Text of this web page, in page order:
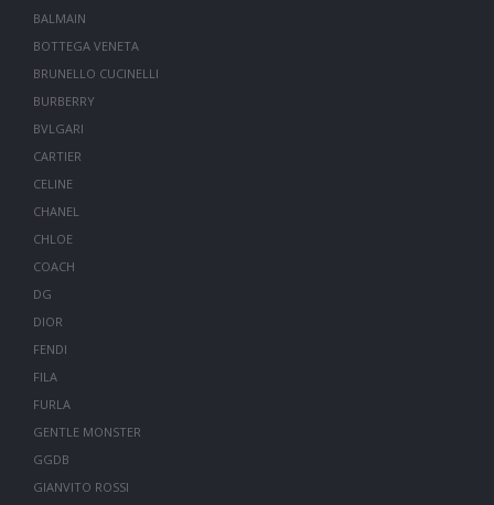
BALMAIN
BOTTEGA VENETA
BRUNELLO CUCINELLI
BURBERRY
BVLGARI
CARTIER
CELINE
CHANEL
CHLOE
COACH
DG
DIOR
FENDI
FILA
FURLA
GENTLE MONSTER
GGDB
GIANVITO ROSSI